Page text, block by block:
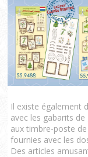
Il existe également
avec les gabarits
aux timbre-poste
fournies avec les
Des articles